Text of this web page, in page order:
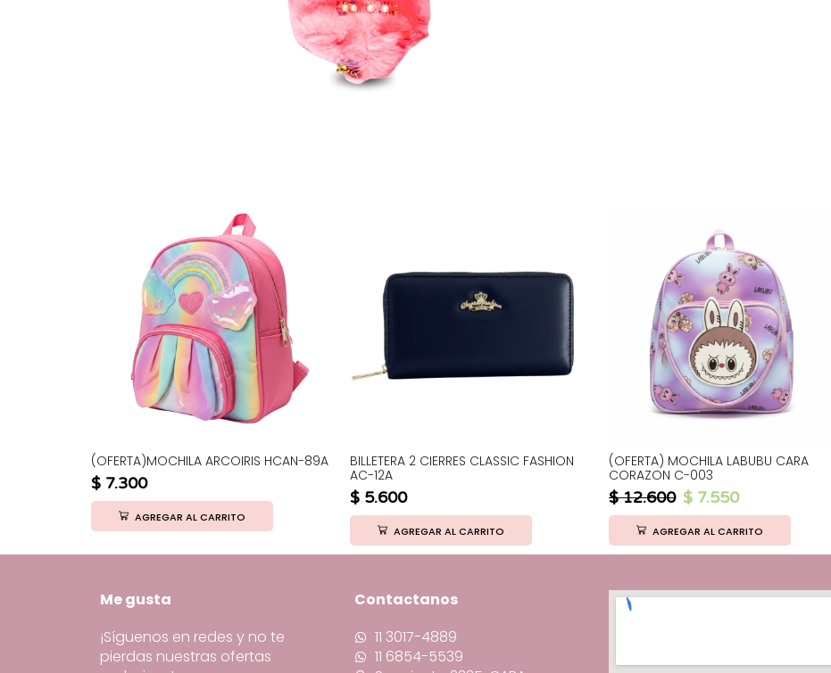
(OFERTA)MOCHILA ARCOIRIS HCAN-89A
$ 7.300
AGREGAR AL CARRITO
BILLETERA 2 CIERRES CLASSIC FASHION
AC-12A
$ 5.600
AGREGAR AL CARRITO
(OFERTA) MOCHILA LABUBU CARA
CORAZON C-003
$ 12.600 $ 7.550
AGREGAR AL CARRITO
Me gusta
¡Síguenos en redes y no te
pierdas nuestras ofertas
Contactanos
11 3017-4889
11 6854-5539